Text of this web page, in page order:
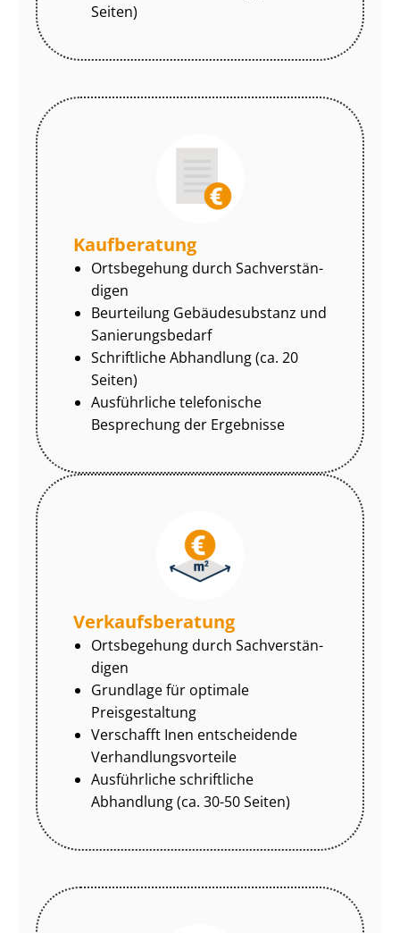
Seiten)
Kaufberatung
Ortsbegehung durch Sach­ver­stän­
di­gen
Beurteilung Gebäudesubstanz und
Sa­nie­rungs­be­darf
Schriftliche Abhandlung (ca. 20
Seiten)
Ausführliche telefonische
Besprechung der Ergebnisse
Ver­kaufs­be­ra­tung
Ortsbegehung durch Sach­ver­stän­
di­gen
Grundlage für optimale
Preisgestaltung
Verschafft Inen entscheidende
Ver­hand­lungs­vor­tei­le
Ausführliche schriftliche
Abhandlung (ca. 30-50 Seiten)